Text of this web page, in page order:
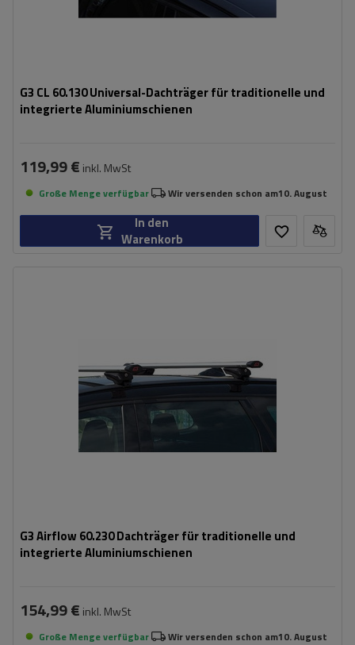
G3 CL 60.130 Universal-Dachträger für traditionelle und
integrierte Aluminiumschienen
119,99 € inkl. MwSt
Große Menge verfügbar Wir versenden schon am10. August
In den
Warenkorb
G3 Airflow 60.230 Dachträger für traditionelle und
integrierte Aluminiumschienen
154,99 € inkl. MwSt
Große Menge verfügbar Wir versenden schon am10. August